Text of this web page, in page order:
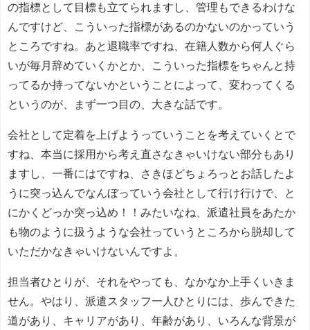
の指標として目標も立てられますし、管理もできるわけな
んですけど、こういった指標があるのかないのかっていう
ところですね。あと退職率ですね、在籍人数から何人ぐら
いが毎月辞めていくかとか、こういった指標をちゃんと持
ってるか持ってないかということによって、変わってくる
というのが、まず一つ目の、大きな話です。
会社として定着を上げようっていうことを考えていくとで
すね、本当に採用から考え直さなきゃいけない部分もあり
ますし、一番にはですね、さきほどちょろっとお話したよ
うに突っ込んでなんぼっていう会社として行け行けで、と
にかくどっか突っ込め！！みたいなね、派遣社員をあたか
も物のように扱うような会社っていうところから脱却して
いただかなきゃいけないんですよ。
担当者ひとりが、それをやっても、なかなか上手くいきま
せん。やはり、派遣スタッフ一人ひとりには、歩んできた
道があり、キャリアがあり、年齢があり、いろんな背景が